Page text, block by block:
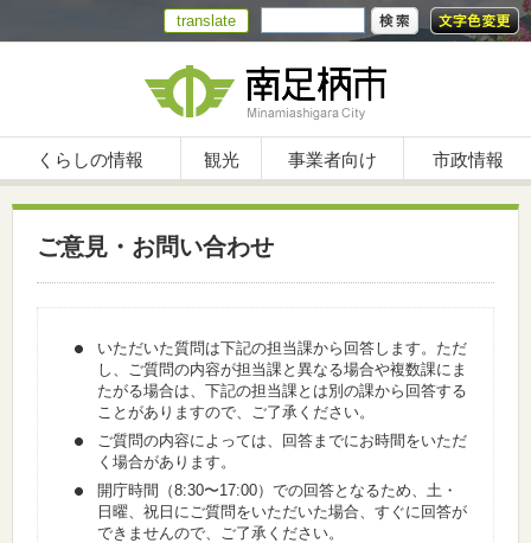
translate
くらしの情報 観光 事業者向け 市政情報
ご意見・お問い合わせ
いただいた質問は下記の担当課から回答します。ただ
し、ご質問の内容が担当課と異なる場合や複数課にま
たがる場合は、下記の担当課とは別の課から回答する
ことがありますので、ご了承ください。
ご質問の内容によっては、回答までにお時間をいただ
く場合があります。
開庁時間（8:30〜17:00）での回答となるため、土・
日曜、祝日にご質問をいただいた場合、すぐに回答が
できませんので、ご了承ください。